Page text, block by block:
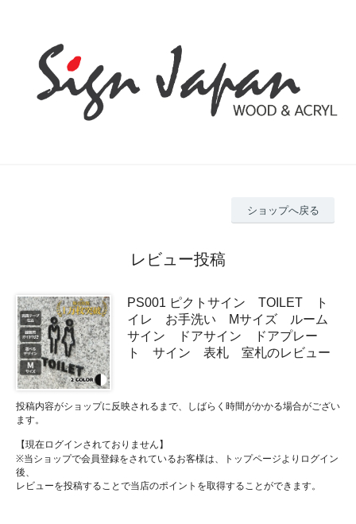
ショップへ戻る
レビュー投稿
PS001 ピクトサイン TOILET ト
イレ お手洗い Mサイズ ルーム
サイン ドアサイン ドアプレー
ト サイン 表札 室札のレビュー
投稿内容がショップに反映されるまで、しばらく時間がかかる場合がござい
ます。
【現在ログインされておりません】
※当ショップで会員登録をされているお客様は、トップページよりログイン
後、
レビューを投稿することで当店のポイントを取得することができます。